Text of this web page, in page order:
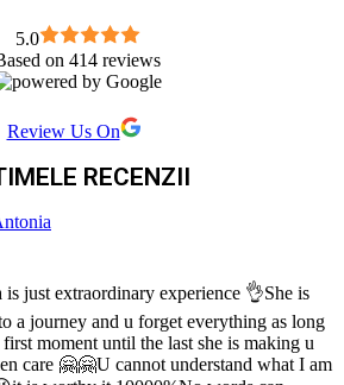
5.0
on 414 reviews
Review Us On
RECENZII
just extraordinary experience 👌She is
a journey and u forget everything as long
moment until the last she is making u
care 🤗🤗U cannot understand what I am